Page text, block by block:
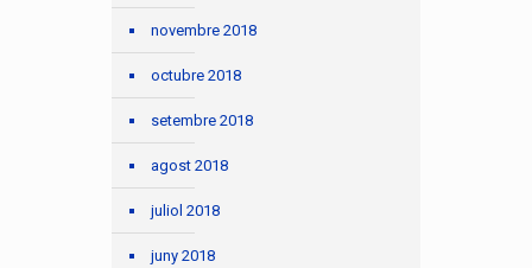
novembre 2018
octubre 2018
setembre 2018
agost 2018
juliol 2018
juny 2018